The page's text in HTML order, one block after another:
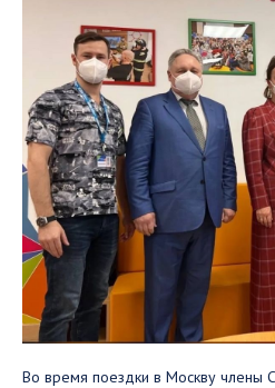
Во время поездки в Москву члены